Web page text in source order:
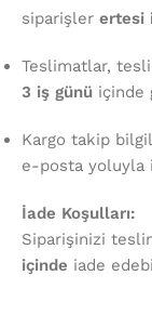
siparişler ertesi
Teslimatlar,
3 iş günü içinde
Kargo takip
e-posta yoluyla
İade Koşulları:
Siparişinizi
içinde iade